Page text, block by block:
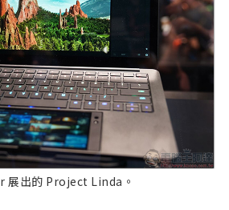
展出的 Project Linda。